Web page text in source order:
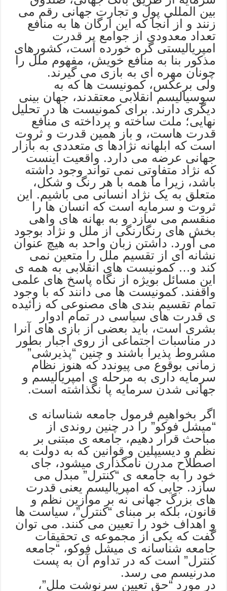
بین المللی پول و تجارت جهانی رقم می
زنند و از آنجا که این ارگان ها به منافع
تعداد معدودی از جوامع پر قدرت
امپریالیستی گره خورده است، کشورهای
مذکور بنا به منافع خویش، مفهوم ملل را
چونان مهره ای به بازی می گیرند.
ولی برعکس، کمونیست ها که به
سوسیالیسم انقلابی معتقدند، جهان بینی
دیگری دارند. برای کمونیست ها در تحلیل
نهایی؛ ملت ساخته و پرداخته ی منافع
قدرت هاست، و باز همین قدرت و ثروت
است که ابلهانه نژادها ی متعددی به بازار
جهانی عرضه می دارد. واقعیت اینست
که نژاد متفاوتی نمی تواند وجود داشته
باشد، زیرا ما همه با هر رنگ و شکل،
متعلق به یک نژاد انسانی می باشیم. این
ثروت و سرمایه است که انسان ها را
منقسم می سازد و به بهانه های واهی
بخش های رنگارنگی از ملل و نژاد بوجود
می آورد. داشتن زبان واحد به هیچ عنوان
نشانه ای از تقسیم ملل را متعین نمی
کند و… کمونیست های انقلابی به همه ی
این مسائل بویژه از نگاه پاسخ های علمی
واقفند. کمونیست ها می دانند که با وجود
تمام تقسیم بندی های مصنوعی که زائیده
ی قدرت های سیاسی در تمام ادوار
بشری است، باید بعضی از بازی های آنرا
در مناسبات اجتماعی از روی اجبار بطور
مشروط پذیرا باشند و چنین “پذیرشی”
زمانی بوقوع می پیوندد که هنوز نظام
سرمایه داری به مرحله ی امپریالیسم و
جهانی شدن سرمایه پا نگذاشته است.
اگر بخواهیم فرمول جامعه شناسانه ی
“میشل فوکو” را در چنین روندی از
مباحث قرار دهیم، جامعه ی مبتنی بر
نظم و دیسیپلین و قوانین که به دولت به
اصطلاح مدرن نامگذاری میشود، جای
خود را به جامعه ی “کنترل” مبدل می
سازد. جایی که امپریالیسم یعنی قدرت
های بزرگ جهانی نه بر موازین نظم و
قانون، بلکه بر مبنای “کنترل”، سیاست ها
و اهداف خود را تعیین می کنند. می توان
گفت که یکی از مجموعه ی تحقیقات
جامعه شناسانه ی میشل فوکو، “جامعه
کنترل” است که در تداوم آن به پست
مدرنیسم می رسد.
در مورد “حق تعیین سرنوشت ملل”،